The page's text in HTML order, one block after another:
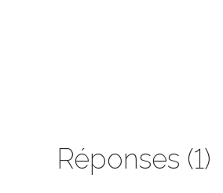
Réponses (1)